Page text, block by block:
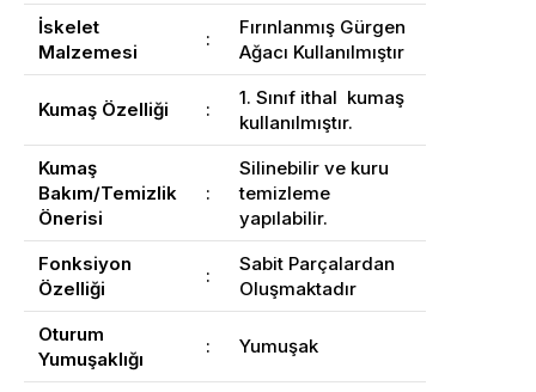
İskelet
Malzemesi
:
Fırınlanmış Gürgen
Ağacı Kullanılmıştır
Kumaş Özelliği :
1. Sınıf ithal kumaş
kullanılmıştır.
Kumaş
Bakım/Temizlik
Önerisi
:
Silinebilir ve kuru
temizleme
yapılabilir.
Fonksiyon
Özelliği
:
Sabit Parçalardan
Oluşmaktadır
Oturum
Yumuşaklığı
: Yumuşak